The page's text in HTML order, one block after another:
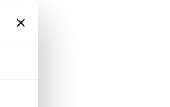
produkten